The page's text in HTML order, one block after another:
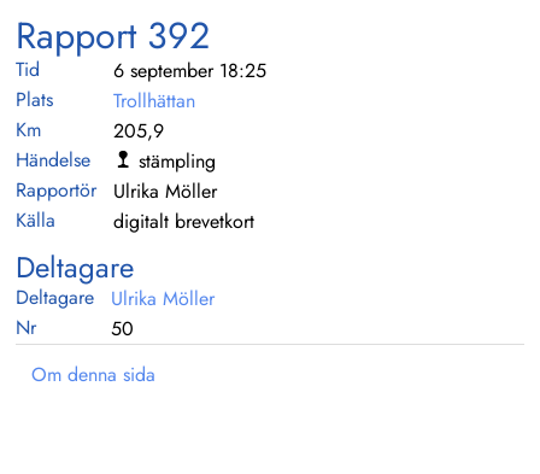
Rapport 392
Tid
6 september 18:25
Plats
Trollhättan
Km
205,9
Händelse
stämpling
Rapportör
Ulrika Möller
Källa
digitalt brevetkort
Deltagare
Deltagare
Ulrika Möller
Nr
50
Om denna sida